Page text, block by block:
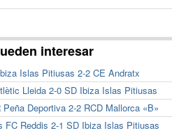
interesar
Islas Pitiusas 2-2 CE Andratx
Lleida 2-0 SD Ibiza Islas Pitiusas
Deportiva 2-2 RCD Mallorca «B»
FC Reddis 2-1 SD Ibiza Islas Pitiusas